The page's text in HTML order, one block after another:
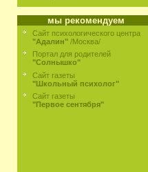
мы рекомендуем
Сайт психологического центра
"Адалин" /Москва/
Портал для родителей
"Солнышко"
Сайт газеты
"Школьный психолог"
Сайт газеты
"Первое сентября"